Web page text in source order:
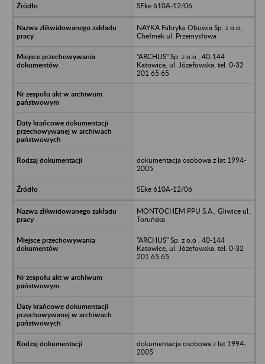
SEke 610A-12/06
NAYKA Fabryka Obuwia Sp. z o.o.,
Chełmek ul. Przemysłowa
"ARCHUS" Sp. z o.o , 40-144
Katowice, ul. Józefowska, tel. 0-32
201 65 65
dokumentacja osobowa z lat 1994-
2005
SEke 610A-12/06
MONTOCHEM PPU S.A., Gliwice ul.
Toruńska
"ARCHUS" Sp. z o.o , 40-144
Katowice, ul. Józefowska, tel. 0-32
201 65 65
dokumentacja osobowa z lat 1994-
2005